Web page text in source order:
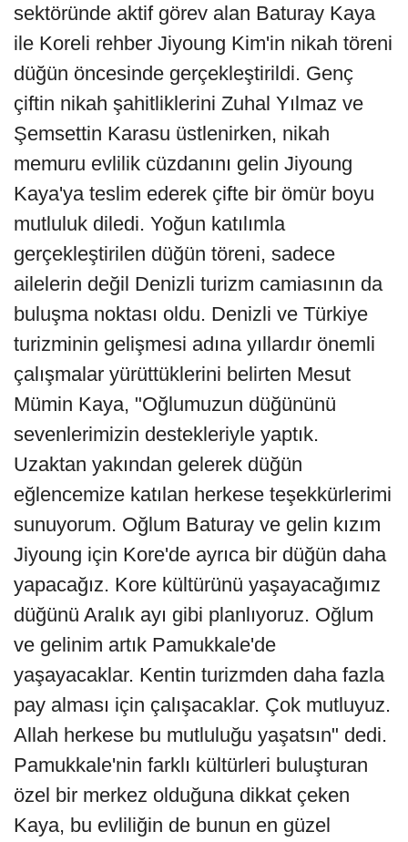
sektöründe aktif görev alan Baturay Kaya
ile Koreli rehber Jiyoung Kim'in nikah töreni
düğün öncesinde gerçekleştirildi. Genç
çiftin nikah şahitliklerini Zuhal Yılmaz ve
Şemsettin Karasu üstlenirken, nikah
memuru evlilik cüzdanını gelin Jiyoung
Kaya'ya teslim ederek çifte bir ömür boyu
mutluluk diledi. Yoğun katılımla
gerçekleştirilen düğün töreni, sadece
ailelerin değil Denizli turizm camiasının da
buluşma noktası oldu. Denizli ve Türkiye
turizminin gelişmesi adına yıllardır önemli
çalışmalar yürüttüklerini belirten Mesut
Mümin Kaya, "Oğlumuzun düğününü
sevenlerimizin destekleriyle yaptık.
Uzaktan yakından gelerek düğün
eğlencemize katılan herkese teşekkürlerimi
sunuyorum. Oğlum Baturay ve gelin kızım
Jiyoung için Kore'de ayrıca bir düğün daha
yapacağız. Kore kültürünü yaşayacağımız
düğünü Aralık ayı gibi planlıyoruz. Oğlum
ve gelinim artık Pamukkale'de
yaşayacaklar. Kentin turizmden daha fazla
pay alması için çalışacaklar. Çok mutluyuz.
Allah herkese bu mutluluğu yaşatsın" dedi.
Pamukkale'nin farklı kültürleri buluşturan
özel bir merkez olduğuna dikkat çeken
Kaya, bu evliliğin de bunun en güzel